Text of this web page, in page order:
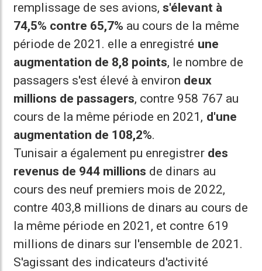
remplissage de ses avions,s'élevant à
74,5% contre 65,7% au cours de la même
période de 2021. elle a enregistré une
augmentation de 8,8 points, le nombre de
passagers s'est élevé à environ deux
millions de passagers, contre 958 767 au
cours de la même période en 2021, d'une
augmentation de 108,2%.
Tunisair a également pu enregistrer des
revenus de 944 millions de dinars au
cours des neuf premiers mois de 2022,
contre 403,8 millions de dinars au cours de
la même période en 2021, et contre 619
millions de dinars sur l'ensemble de 2021.
S'agissant des indicateurs d'activité